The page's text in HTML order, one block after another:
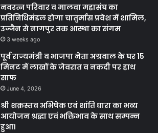
नवरत्न परिवार व मालवा महासंघ का
प्रतिनिधिमंडल होगा चातुर्मास प्रवेश में शामिल,
उज्जैन से नागपुर तक आस्था का संगम
3 weeks ago
पूर्व राज्यमंत्री व भाजपा नेता अग्रवाल के घर 15
मिनट में लाखों के जेवरात व नकदी पर हाथ
साफ
June 4, 2026
श्री शक्रस्तव अभिषेक एवं शांति धारा का भव्य
आयोजन श्रद्धा एवं भक्तिभाव के साथ सम्पन्न
हुआ।